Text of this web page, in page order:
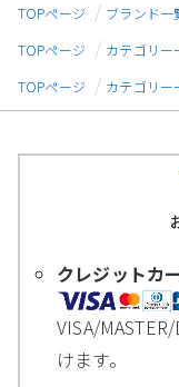
TOPページ
ブランド一
TOPページ
カテゴリー
TOPページ
カテゴリー
クレジットカ
VISA/
けます。